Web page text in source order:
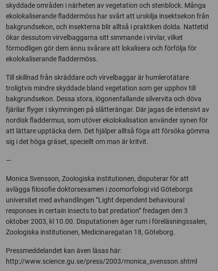
skyddade områden i närheten av vegetation och stenblock. Många
ekolokaliserande fladdermöss har svårt att urskilja insektsekon från
bakgrundsekon, och insekterna blir alltså i praktiken dolda. Nattetid
ökar dessutom virvelbaggarna sitt simmande i virvlar, vilket
förmodligen gör dem ännu svårare att lokalisera och förfölja för
ekolokaliserande fladdermöss.
Till skillnad från skräddare och virvelbaggar är humlerotätare
troligtvis mindre skyddade bland vegetation som ger upphov till
bakgrundsekon. Dessa stora, iögonenfallande silvervita och döva
fjärilar flyger i skymningen på slåtterängar. Där jagas de intensivt av
nordisk fladdermus, som utöver ekolokalisation använder synen för
att lättare upptäcka dem. Det hjälper alltså föga att försöka gömma
sig i det höga gräset, speciellt om man är kritvit.
—
Monica Svensson, Zoologiska institutionen, disputerar för att
avlägga filosofie doktorsexamen i zoomorfologi vid Göteborgs
universitet med avhandlingen ”Light dependent behavioural
responses in certain insects to bat predation” fredagen den 3
oktober 2003, kl 10.00. Disputationen äger rum i föreläsningssalen,
Zoologiska institutionen, Medicinaregatan 18, Göteborg.
Pressmeddelandet kan även läsas här:
http://www.science.gu.se/press/2003/monica_svensson.shtml